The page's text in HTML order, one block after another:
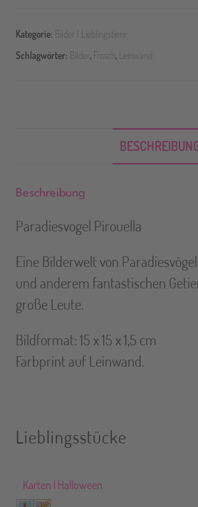
Kategorie: Bilder | Lieblingstiere
Schlagwörter: Bilder, Frosch, Leinwand
Beschreibung
Paradiesvogel Pirouella
Eine Bilderwelt von
und anderem fantastischen
große Leute.
Bildformat: 15 x 15 x 1,5 cm
Farbprint auf Leinwand.
Lieblingsstücke
Karten | Halloween